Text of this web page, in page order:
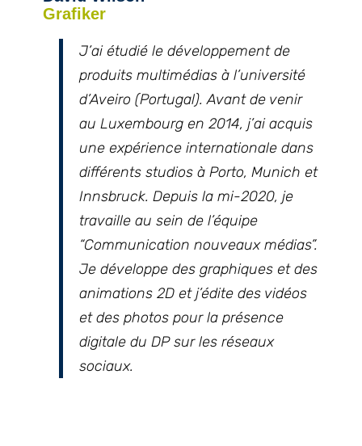
Grafiker
J’ai étudié le développement de
produits multimédias à l’université
d’Aveiro (Portugal). Avant de venir
au Luxembourg en 2014, j’ai acquis
une expérience internationale dans
différents studios à Porto, Munich et
Innsbruck. Depuis la mi-2020, je
travaille au sein de l’équipe
“Communication nouveaux médias”.
Je développe des graphiques et des
animations 2D et j’édite des vidéos
et des photos pour la présence
digitale du DP sur les réseaux
sociaux.